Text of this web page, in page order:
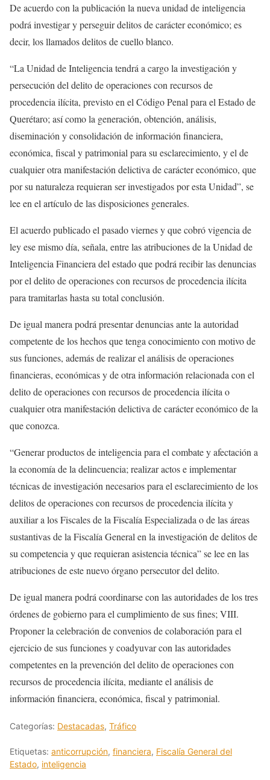
De acuerdo con la publicación la nueva unidad de inteligencia
podrá investigar y perseguir delitos de carácter económico; es
decir, los llamados delitos de cuello blanco.
“La Unidad de Inteligencia tendrá a cargo la investigación y
persecución del delito de operaciones con recursos de
procedencia ilícita, previsto en el Código Penal para el Estado de
Querétaro; así como la generación, obtención, análisis,
diseminación y consolidación de información financiera,
económica, fiscal y patrimonial para su esclarecimiento, y el de
cualquier otra manifestación delictiva de carácter económico, que
por su naturaleza requieran ser investigados por esta Unidad”, se
lee en el artículo de las disposiciones generales.
El acuerdo publicado el pasado viernes y que cobró vigencia de
ley ese mismo día, señala, entre las atribuciones de la Unidad de
Inteligencia Financiera del estado que podrá recibir las denuncias
por el delito de operaciones con recursos de procedencia ilícita
para tramitarlas hasta su total conclusión.
De igual manera podrá presentar denuncias ante la autoridad
competente de los hechos que tenga conocimiento con motivo de
sus funciones, además de realizar el análisis de operaciones
financieras, económicas y de otra información relacionada con el
delito de operaciones con recursos de procedencia ilícita o
cualquier otra manifestación delictiva de carácter económico de la
que conozca.
“Generar productos de inteligencia para el combate y afectación a
la economía de la delincuencia; realizar actos e implementar
técnicas de investigación necesarios para el esclarecimiento de los
delitos de operaciones con recursos de procedencia ilícita y
auxiliar a los Fiscales de la Fiscalía Especializada o de las áreas
sustantivas de la Fiscalía General en la investigación de delitos de
su competencia y que requieran asistencia técnica” se lee en las
atribuciones de este nuevo órgano persecutor del delito.
De igual manera podrá coordinarse con las autoridades de los tres
órdenes de gobierno para el cumplimiento de sus fines; VIII.
Proponer la celebración de convenios de colaboración para el
ejercicio de sus funciones y coadyuvar con las autoridades
competentes en la prevención del delito de operaciones con
recursos de procedencia ilícita, mediante el análisis de
información financiera, económica, fiscal y patrimonial.
Categorías: Destacadas, Tráfico
Etiquetas: anticorrupción, financiera, Fiscalía General del
Estado, inteligencia